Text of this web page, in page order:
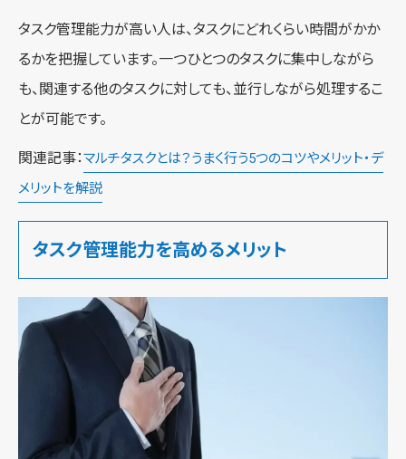
タスク管理能力が高い人は、タスクにどれくらい時間がかか
るかを把握しています。一つひとつのタスクに集中しながら
も、関連する他のタスクに対しても、並行しながら処理するこ
とが可能です。
関連記事：マルチタスクとは？うまく行う5つのコツやメリット・デ
メリットを解説
タスク管理能力を高めるメリット